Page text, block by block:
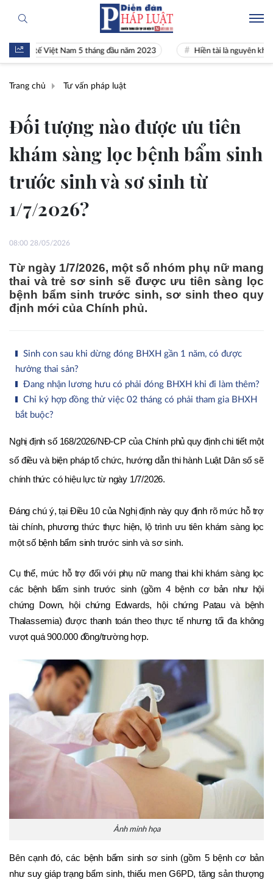
tế Việt Nam 5 tháng đầu năm 2023 Hiền tài là nguyên khí Quốc
Trang chủ Tư vấn pháp luật
Đối tượng nào được ưu tiên
khám sàng lọc bệnh bẩm sinh
trước sinh và sơ sinh từ
1/7/2026?
08:00 28/05/2026
Từ ngày 1/7/2026, một số nhóm phụ nữ mang
thai và trẻ sơ sinh sẽ được ưu tiên sàng lọc
bệnh bẩm sinh trước sinh, sơ sinh theo quy
định mới của Chính phủ.
Sinh con sau khi dừng đóng BHXH gần 1 năm, có được
hưởng thai sản?
Đang nhận lương hưu có phải đóng BHXH khi đi làm thêm?
Chỉ ký hợp đồng thử việc 02 tháng có phải tham gia BHXH
bắt buộc?
Nghị định số 168/2026/NĐ-CP của Chính phủ quy định chi tiết một
số điều và biện pháp tổ chức, hướng dẫn thi hành Luật Dân số sẽ
chính thức có hiệu lực từ ngày 1/7/2026.
Đáng chú ý, tại Điều 10 của Nghị định này quy định rõ mức hỗ trợ
tài chính, phương thức thực hiện, lộ trình ưu tiên khám sàng lọc
một số bệnh bẩm sinh trước sinh và sơ sinh.
Cụ thể, mức hỗ trợ đối với phụ nữ mang thai khi khám sàng lọc
các bệnh bẩm sinh trước sinh (gồm 4 bệnh cơ bản như hội
chứng Down, hội chứng Edwards, hội chứng Patau và bệnh
Thalassemia) được thanh toán theo thực tế nhưng tối đa không
vượt quá 900.000 đồng/trường hợp.
Ảnh minh họa
Bên cạnh đó, các bệnh bẩm sinh sơ sinh (gồm 5 bệnh cơ bản
như suy giáp trạng bẩm sinh, thiếu men G6PD, tăng sản thượng